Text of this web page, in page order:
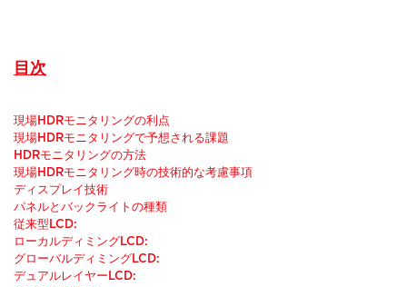
目次
現場HDRモニタリングの利点
現場HDRモニタリングで予想される課題
HDRモニタリングの方法
現場HDRモニタリング時の技術的な考慮事項
ディスプレイ技術
パネルとバックライトの種類
従来型LCD:
ローカルディミングLCD:
グローバルディミングLCD:
デュアルレイヤーLCD: